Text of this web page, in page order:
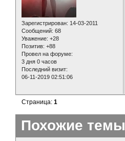
Зарегистрирован: 14-03-2011
Сообщений: 68
Уважение: +28
Позитив: +88
Провел на форуме:
3 дня 0 часов
Последний визит:
06-11-2019 02:51:06
Страница:1
Похожие темы